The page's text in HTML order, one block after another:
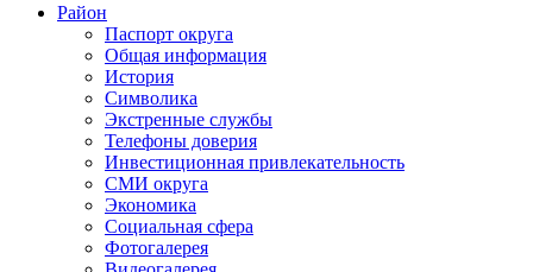
Район
Паспорт округа
Общая информация
История
Символика
Экстренные службы
Телефоны доверия
Инвестиционная привлекательность
СМИ округа
Экономика
Социальная сфера
Фотогалерея